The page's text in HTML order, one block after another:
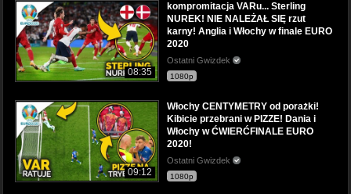
08:35
kompromitacja VARu... Sterling
NUREK! NIE NALEŻAŁ SIĘ rzut
karny! Anglia i Włochy w finale EURO
2020
Ostatni Gwizdek
1080p
09:12
Włochy CENTYMETRY od porażki!
Kibicie przebrani w PIZZE! Dania i
Włochy w ĆWIERĆFINALE EURO
2020!
Ostatni Gwizdek
1080p